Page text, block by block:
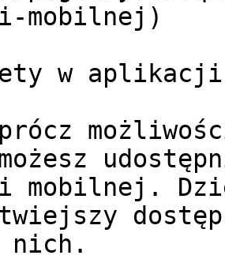
mobilnej)
w
mobilnej.
nich.